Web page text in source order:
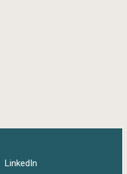
LinkedIn